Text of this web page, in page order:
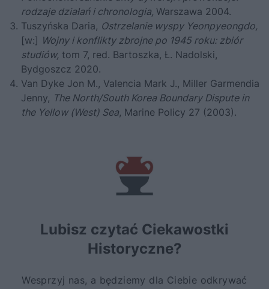
rodzaje działań i chronologia, Warszawa 2004.
Tuszyńska Daria, Ostrzelanie wyspy Yeonpyeongdo,
[w:] Wojny i konflikty zbrojne po 1945 roku: zbiór
studiów, tom 7, red. Bartoszka, Ł. Nadolski,
Bydgoszcz 2020.
Van Dyke Jon M., Valencia Mark J., Miller Garmendia
Jenny, The North/South Korea Boundary Dispute in
the Yellow (West) Sea, Marine Policy 27 (2003).